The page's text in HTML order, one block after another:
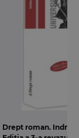
Drept roman.